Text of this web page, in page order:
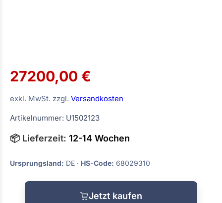
27200,00 €
exkl. MwSt. zzgl. Versandkosten
Artikelnummer: U1502123
📦 Lieferzeit: 12-14 Wochen
Ursprungsland: DE · HS-Code: 68029310
Jetzt kaufen